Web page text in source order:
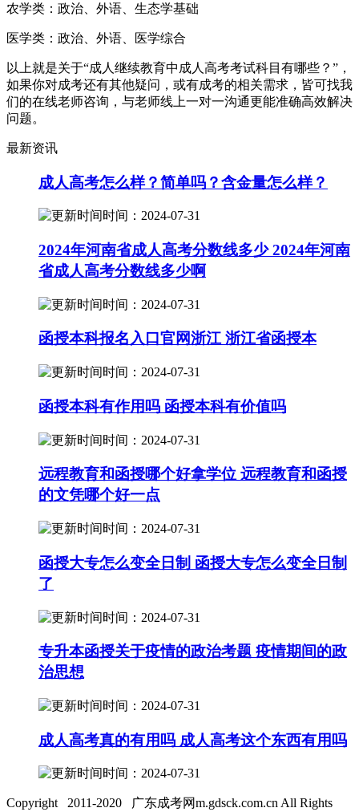
农学类：政治、外语、生态学基础
医学类：政治、外语、医学综合
以上就是关于“成人继续教育中成人高考考试科目有哪些？”，
如果你对成考还有其他疑问，或有成考的相关需求，皆可找我
们的在线老师咨询，与老师线上一对一沟通更能准确高效解决
问题。
最新资讯
成人高考怎么样？简单吗？含金量怎么样？
时间：2024-07-31
2024年河南省成人高考分数线多少 2024年河南
省成人高考分数线多少啊
时间：2024-07-31
函授本科报名入口官网浙江 浙江省函授本
时间：2024-07-31
函授本科有作用吗 函授本科有价值吗
时间：2024-07-31
远程教育和函授哪个好拿学位 远程教育和函授
的文凭哪个好一点
时间：2024-07-31
函授大专怎么变全日制 函授大专怎么变全日制
了
时间：2024-07-31
专升本函授关于疫情的政治考题 疫情期间的政
治思想
时间：2024-07-31
成人高考真的有用吗 成人高考这个东西有用吗
时间：2024-07-31
Copyright 2011-2020 广东成考网m.gdsck.com.cn All Rights